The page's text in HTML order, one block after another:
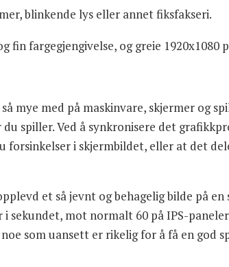
blinkende lys eller annet fiksfakseri.
fargegjengivelse, og greie 1920x1080
mye med på maskinvare, skjermer og
spiller. Ved å synkronisere det
i skjermbildet, eller at det
et så jevnt og behagelig bilde på
sekundet, mot normalt 60 på IPS-
som uansett er rikelig for å få en god